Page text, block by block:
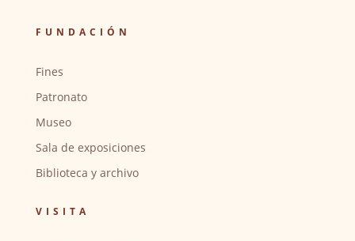
FUNDACIÓN
Fines
Patronato
Museo
Sala de exposiciones
Biblioteca y archivo
VISITA